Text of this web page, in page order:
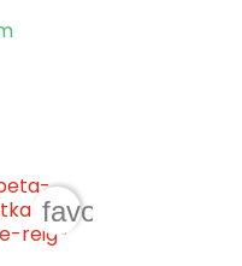
favorite_border